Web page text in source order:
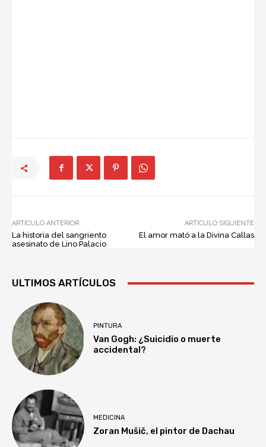
ARTÍCULO ANTERIOR
La historia del sangriento
asesinato de Lino Palacio
ARTÍCULO SIGUIENTE
El amor mató a la Divina Callas
ULTIMOS ARTÍCULOS
PINTURA
Van Gogh: ¿Suicidio o muerte
accidental?
MEDICINA
Zoran Mušič, el pintor de Dachau